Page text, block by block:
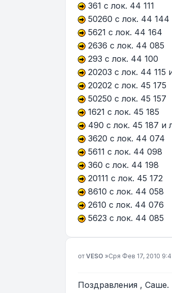
361 с лок. 44 111
50260 с лок. 44 144
5621 с лок. 44 164
2636 с лок. 44 085
293 с лок. 44 100
20203 с лок. 44 115
20202 с лок. 45 175
50250 с лок. 45 157
1621 с лок. 45 185
490 с лок. 45 187 и
3620 с лок. 44 074
5611 с лок. 44 098
360 с лок. 44 198
20111 с лок. 45 172
8610 с лок. 44 058
2610 с лок. 44 076
5623 с лок. 44 085
Мнение
от VESO »Сря Фев 17, 2010
Поздравления , Саше.